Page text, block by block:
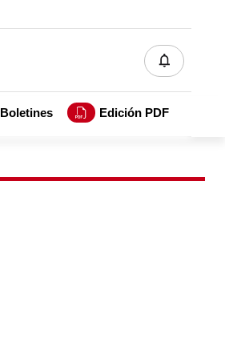
Boletines Edición PDF